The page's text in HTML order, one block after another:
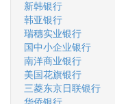
新韩银行
韩亚银行
瑞穗实业银行
国中小企业银行
南洋商业银行
美国花旗银行
三菱东京日联银行
华侨银行